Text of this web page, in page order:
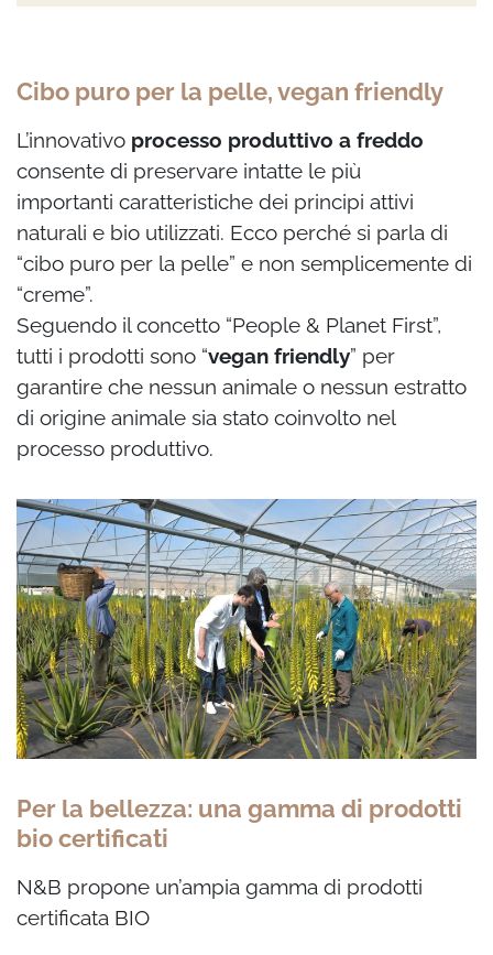
Cibo puro per la pelle, vegan friendly
L’innovativo processo produttivo a freddo
consente di preservare intatte le più
importanti caratteristiche dei principi attivi
naturali e bio utilizzati. Ecco perché si parla di
“cibo puro per la pelle” e non semplicemente di
“creme”.
Seguendo il concetto “People & Planet First”,
tutti i prodotti sono “vegan friendly” per
garantire che nessun animale o nessun estratto
di origine animale sia stato coinvolto nel
processo produttivo.
Per la bellezza: una gamma di prodotti
bio certificati
N&B propone un’ampia gamma di prodotti
certificata BIO